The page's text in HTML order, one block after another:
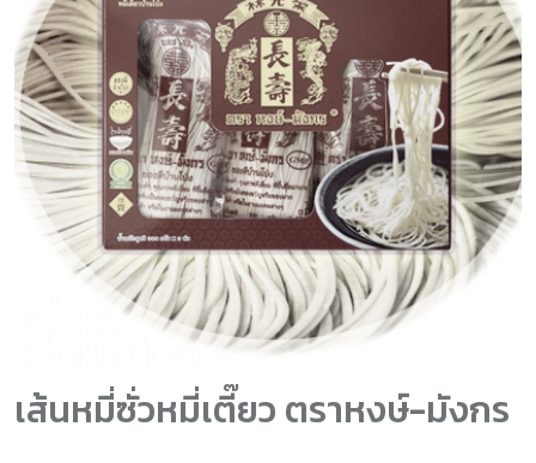
เส้นหมี่ซั่วหมี่เตี๊ยว ตราหงษ์-มังกร